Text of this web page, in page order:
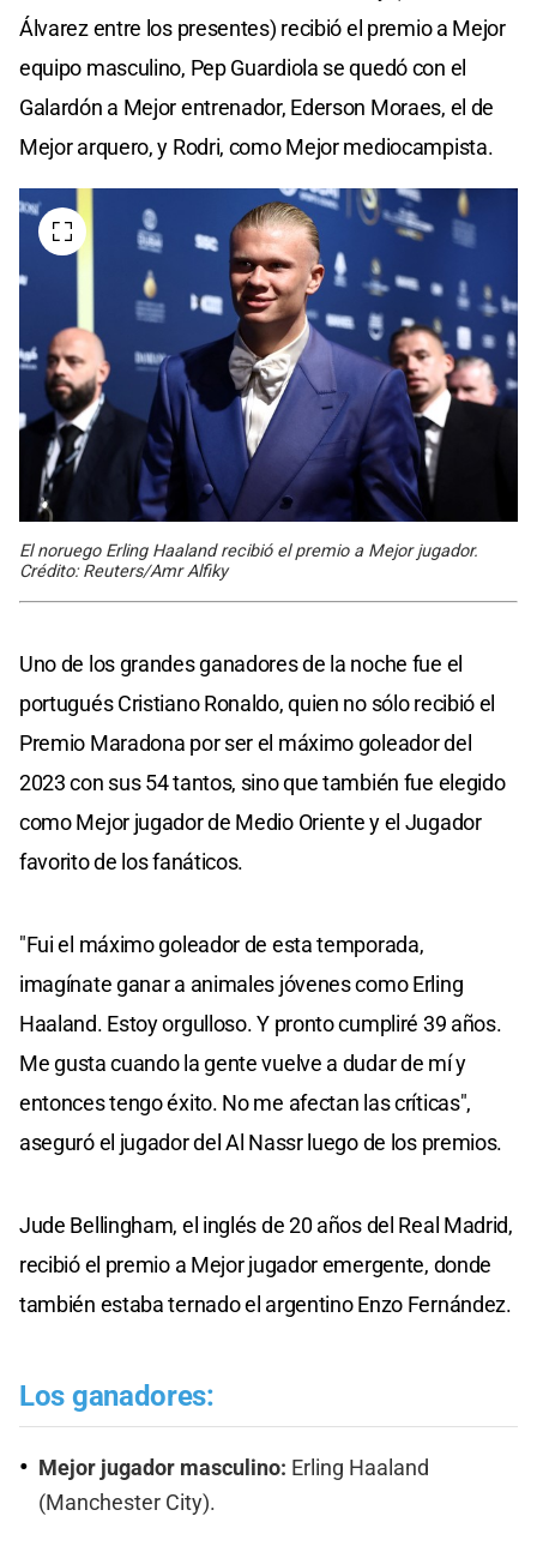
Álvarez entre los presentes) recibió el premio a Mejor
equipo masculino, Pep Guardiola se quedó con el
Galardón a Mejor entrenador, Ederson Moraes, el de
Mejor arquero, y Rodri, como Mejor mediocampista.
El noruego Erling Haaland recibió el premio a Mejor jugador.
Crédito: Reuters/Amr Alfiky
Uno de los grandes ganadores de la noche fue el
portugués Cristiano Ronaldo, quien no sólo recibió el
Premio Maradona por ser el máximo goleador del
2023 con sus 54 tantos, sino que también fue elegido
como Mejor jugador de Medio Oriente y el Jugador
favorito de los fanáticos.
"Fui el máximo goleador de esta temporada,
imagínate ganar a animales jóvenes como Erling
Haaland. Estoy orgulloso. Y pronto cumpliré 39 años.
Me gusta cuando la gente vuelve a dudar de mí y
entonces tengo éxito. No me afectan las críticas",
aseguró el jugador del Al Nassr luego de los premios.
Jude Bellingham, el inglés de 20 años del Real Madrid,
recibió el premio a Mejor jugador emergente, donde
también estaba ternado el argentino Enzo Fernández.
Los ganadores:
Mejor jugador masculino: Erling Haaland
(Manchester City).